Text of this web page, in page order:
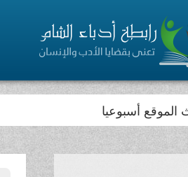
أسبوعيا